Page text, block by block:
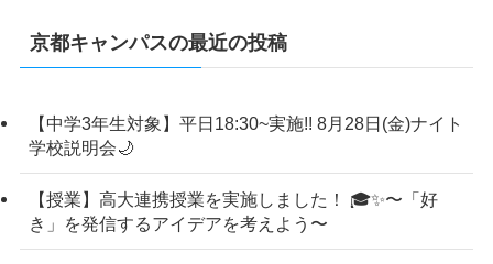
京都キャンパスの最近の投稿
【中学3年生対象】平日18:30~実施!! 8月28日(金)ナイト
学校説明会🌙
【授業】高大連携授業を実施しました！ 🎓✨〜「好
き」を発信するアイデアを考えよう〜